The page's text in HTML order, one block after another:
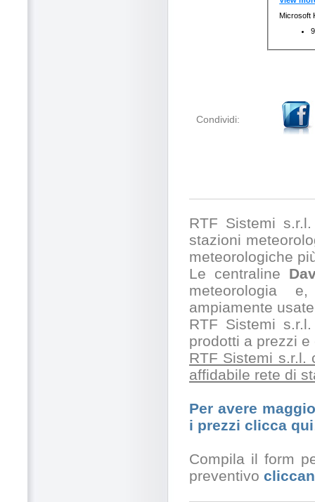
Condividi:
RTF Sistemi
stazioni
meteorologiche
Le centraline
meteorologia
ampiamente
RTF Sistemi
prodotti a prezzi
RTF Sistemi s.r.l.
affidabile rete di
Per avere
i prezzi clicca qui
Compila il form
preventivo